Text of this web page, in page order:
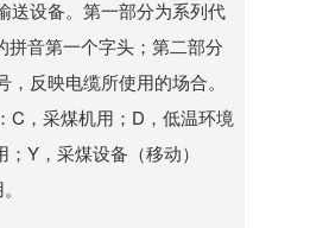
送设备。第一部分为系列代
拼音第一个字头；第二部分
，反映电缆所使用的场合。
C，采煤机用；D，低温环境
Y，采煤设备（移动）